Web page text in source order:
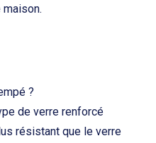
?
de verre renforcé
résistant que le verre